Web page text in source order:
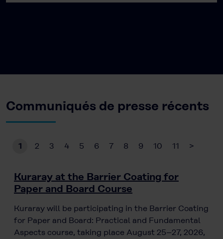
Communiqués de presse récents
1 2 3 4 5 6 7 8 9 10 11 >
Kuraray at the Barrier Coating for
Paper and Board Course
Kuraray will be participating in the Barrier Coating
for Paper and Board: Practical and Fundamental
Aspects course, taking place August 25–27, 2026,